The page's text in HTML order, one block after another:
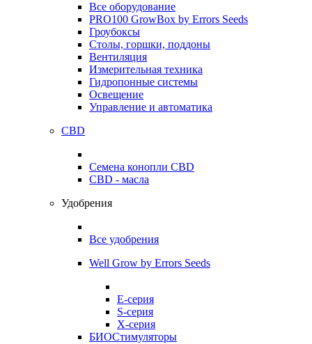
Все оборудование
PRO100 GrowBox by Errors Seeds
Гроубоксы
Столы, горшки, поддоны
Вентиляция
Измерительная техника
Гидропонные системы
Освещение
Управление и автоматика
CBD
Семена конопли CBD
CBD - масла
Удобрения
Все удобрения
Well Grow by Errors Seeds
E-серия
S-серия
X-серия
БИОСтимуляторы